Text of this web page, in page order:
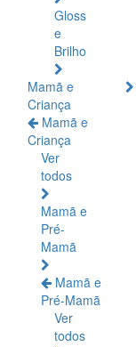
Gloss
e
Brilho
Mamã e
Criança
Mamã e
Criança
Ver
todos
Mamã e
Pré-
Mamã
Mamã e
Pré-Mamã
Ver
todos